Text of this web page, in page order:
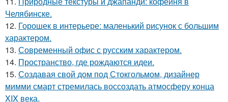
Челябинске.
12. Горошек в интерьере: маленький рисунок с большим
характером.
13. Современный офис с русским характером.
14. Пространство, где рождаются идеи.
15. Создавая свой дом под Стокгольмом, дизайнер
мимми смарт стремилась воссоздать атмосферу конца
XIX века.